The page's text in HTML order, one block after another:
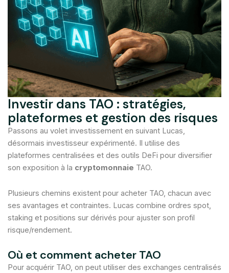
Investir dans TAO : stratégies,
plateformes et gestion des risques
Passons au volet investissement en suivant Lucas,
désormais investisseur expérimenté. Il utilise des
plateformes centralisées et des outils DeFi pour diversifier
son exposition à la cryptomonnaie TAO.
Plusieurs chemins existent pour acheter TAO, chacun avec
ses avantages et contraintes. Lucas combine ordres spot,
staking et positions sur dérivés pour ajuster son profil
risque/rendement.
Où et comment acheter TAO
Pour acquérir TAO, on peut utiliser des exchanges centralisés